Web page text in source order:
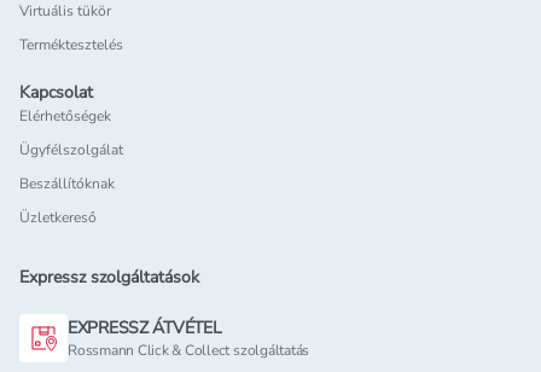
Virtuális tükör
Terméktesztelés
Kapcsolat
Elérhetőségek
Ügyfélszolgálat
Beszállítóknak
Üzletkereső
Expressz szolgáltatások
EXPRESSZ ÁTVÉTEL
Rossmann Click & Collect szolgáltatás